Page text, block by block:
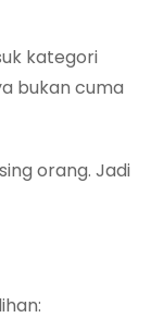
kategori
bukan cuma
orang. Jadi